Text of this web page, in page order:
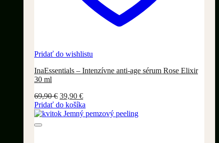
Pridať do wishlistu
InaEssentials – Intenzívne anti-age sérum Rose Elixir
30 ml
69,90€ Pôvodná
cena
bola:
39,90 €Aktuálna
cena
je:
Pridať do košíka